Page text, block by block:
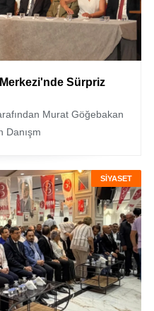
Sürpriz
Murat Göğebakan
Danışm
SİYASET